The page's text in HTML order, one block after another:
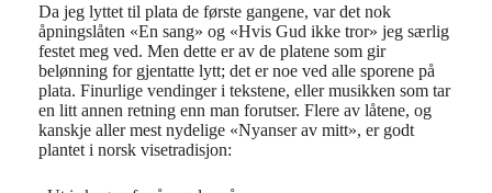
Da jeg lyttet til plata de første gangene, var det nok
åpningslåten «En sang» og «Hvis Gud ikke tror» jeg særlig
festet meg ved. Men dette er av de platene som gir
belønning for gjentatte lytt; det er noe ved alle sporene på
plata. Finurlige vendinger i tekstene, eller musikken som tar
en litt annen retning enn man forutser. Flere av låtene, og
kanskje aller mest nydelige «Nyanser av mitt», er godt
plantet i norsk visetradisjon: